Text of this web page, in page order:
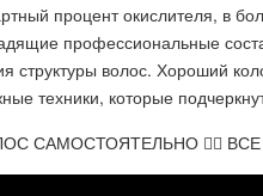
процент окислителя, в
профессиональные
структуры волос. Хороший
техники, которые
САМОСТОЯТЕЛЬНО 👉🏽